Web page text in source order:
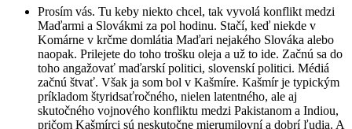
Prosím vás. Tu keby niekto chcel, tak vyvolá konflikt medzi
Maďarmi a Slovákmi za pol hodinu. Stačí, keď niekde v
Komárne v krčme domlátia Maďari nejakého Slováka alebo
naopak. Prilejete do toho trošku oleja a už to ide. Začnú sa do
toho angažovať maďarskí politici, slovenskí politici. Médiá
začnú štvať. Však ja som bol v Kašmíre. Kašmír je typickým
príkladom štyridsaťročného, nielen latentného, ale aj
skutočného vojnového konfliktu medzi Pakistanom a Indiou,
pričom Kašmírci sú neskutočne mierumilovní a dobrí ľudia. A